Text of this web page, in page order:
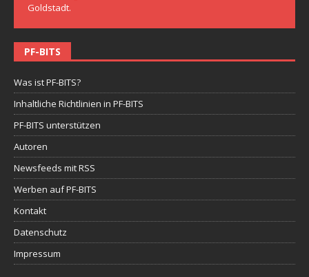
Goldstadt.
PF-BITS
Was ist PF-BITS?
Inhaltliche Richtlinien in PF-BITS
PF-BITS unterstützen
Autoren
Newsfeeds mit RSS
Werben auf PF-BITS
Kontakt
Datenschutz
Impressum